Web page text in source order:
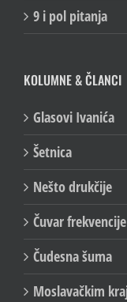
9 i pol pitanja
KOLUMNE & ČLANCI
Glasovi Ivanića
Šetnica
Nešto drukčije
Čuvar frekvencije
Čudesna šuma
Moslavačkim